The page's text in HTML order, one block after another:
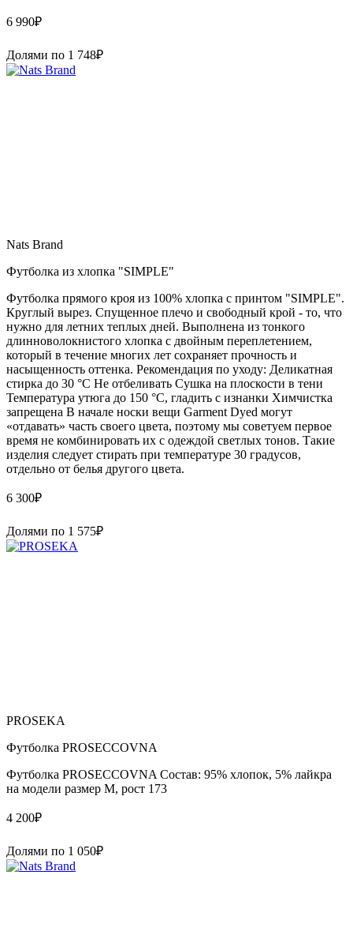
6 990₽
Долями по 1 748₽
Nats Brand
Футболка из хлопка "SIMPLE"
Футболка прямого кроя из 100% хлопка с принтом "SIMPLE".
Круглый вырез. Спущенное плечо и свободный крой - то, что
нужно для летних теплых дней. Выполнена из тонкого
длинноволокнистого хлопка с двойным переплетением,
который в течение многих лет сохраняет прочность и
насыщенность оттенка. Рекомендация по уходу: Деликатная
стирка до 30 °C Не отбеливать Сушка на плоскости в тени
Температура утюга до 150 °C, гладить с изнанки Химчистка
запрещена В начале носки вещи Garment Dyed могут
«отдавать» часть своего цвета, поэтому мы советуем первое
время не комбинировать их с одеждой светлых тонов. Такие
изделия следует стирать при температуре 30 градусов,
отдельно от белья другого цвета.
6 300₽
Долями по 1 575₽
PROSEKA
Футболка PROSECCOVNA
Футболка PROSECCOVNA Состав: 95% хлопок, 5% лайкра
на модели размер M, рост 173
4 200₽
Долями по 1 050₽